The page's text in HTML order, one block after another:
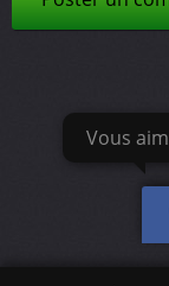
Vous